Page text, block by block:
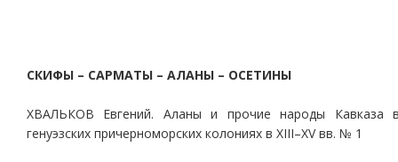
СКИФЫ – САРМАТЫ – АЛАНЫ – ОСЕТИНЫ
ХВАЛЬКОВ Евгений. Аланы и прочие народы Кавказа
генуэзских причерноморских колониях в XIII–XV вв. № 1